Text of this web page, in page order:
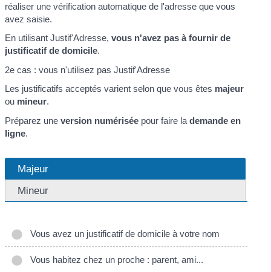
réaliser une vérification automatique de l'adresse que vous
avez saisie.
En utilisant Justif'Adresse,vous n'avez pas à fournir de
justificatif de domicile.
2e cas : vous n'utilisez pas Justif'Adresse
Les justificatifs acceptés varient selon que vous êtes majeur
ou mineur.
Préparez uneversion numérisée pour faire lademande en
ligne.
Majeur
Mineur
Vous avez un justificatif de domicile à votre nom
Vous habitez chez un proche : parent, ami...